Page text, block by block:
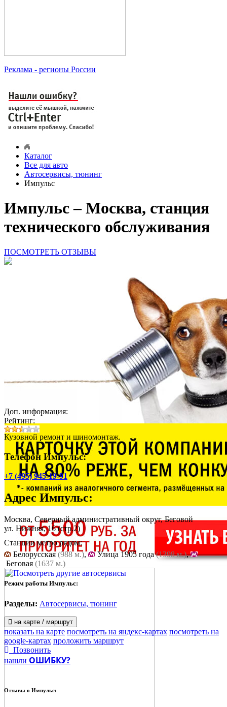
Реклама - регионы России
Каталог
Все для авто
Автосервисы, тюнинг
Импульс
Импульс – Москва, станция
технического обслуживания
ПОСМОТРЕТЬ ОТЗЫВЫ
Доп. информация:
Рейтинг:
Кузовной ремонт и шиномонтаж.
Телефон Импульс:
+7 (495) 945-19-91
Адрес Импульс:
Москва, Северный административный округ, Беговой
ул. Нижняя, 16(стр.2)
Станции метро рядом:
Белорусская(988 м.), Улица 1905 года(1398 м.),
Беговая (1637 м.)
Режим работы Импульс:
Разделы: Автосервисы, тюнинг
на карте / маршрут
показать на карте посмотреть на яндекс-картах посмотреть на
google-картах проложить маршрут
Позвонить
нашли ОШИБКУ?
Отзывы о Импульс: